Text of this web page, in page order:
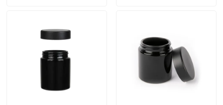
Video's
Ongeveer ons